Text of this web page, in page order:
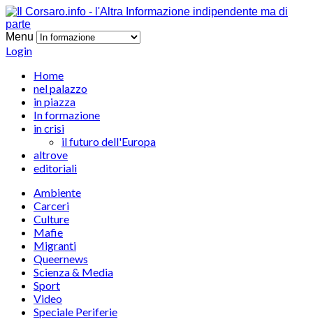
Menu
Login
Home
nel palazzo
in piazza
In formazione
in crisi
il futuro dell'Europa
altrove
editoriali
Ambiente
Carceri
Culture
Mafie
Migranti
Queernews
Scienza & Media
Sport
Video
Speciale Periferie